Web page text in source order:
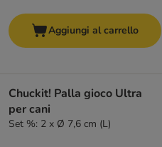
Aggiungi al carrello
Chuckit! Palla gioco Ultra
per cani
Set %: 2 x Ø 7,6 cm (L)